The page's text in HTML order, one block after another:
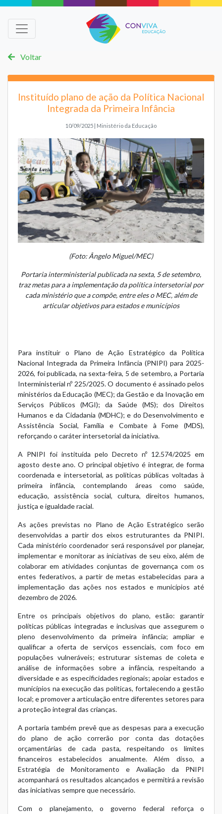
Voltar
Instituído plano de ação da Política Nacional
Integrada da Primeira Infância
10/09/2025 | Ministério da Educação
(Foto: Ângelo Miguel/MEC)
Portaria interministerial publicada na sexta, 5 de setembro,
traz metas para a implementação da política intersetorial por
cada ministério que a compõe, entre eles o MEC, além de
articular objetivos para estados e municípios
Para instituir o Plano de Ação Estratégico da Política
Nacional Integrada da Primeira Infância (PNIPI) para 2025-
2026, foi publicada, na sexta-feira, 5 de setembro, a Portaria
Interministerial nº 225/2025. O documento é assinado pelos
ministérios da Educação (MEC); da Gestão e da Inovação em
Serviços Públicos (MGI); da Saúde (MS); dos Direitos
Humanos e da Cidadania (MDHC); e do Desenvolvimento e
Assistência Social, Família e Combate à Fome (MDS),
reforçando o caráter intersetorial da iniciativa.
A PNIPI foi instituída pelo Decreto nº 12.574/2025 em
agosto deste ano. O principal objetivo é integrar, de forma
coordenada e intersetorial, as políticas públicas voltadas à
primeira infância, contemplando áreas como saúde,
educação, assistência social, cultura, direitos humanos,
justiça e igualdade racial.
As ações previstas no Plano de Ação Estratégico serão
desenvolvidas a partir dos eixos estruturantes da PNIPI.
Cada ministério coordenador será responsável por planejar,
implementar e monitorar as iniciativas de seu eixo, além de
colaborar em atividades conjuntas de governança com os
entes federativos, a partir de metas estabelecidas para a
implementação das ações nos estados e municípios até
dezembro de 2026.
Entre os principais objetivos do plano, estão: garantir
políticas públicas integradas e inclusivas que assegurem o
pleno desenvolvimento da primeira infância; ampliar e
qualificar a oferta de serviços essenciais, com foco em
populações vulneráveis; estruturar sistemas de coleta e
análise de informações sobre a infância, respeitando a
diversidade e as especificidades regionais; apoiar estados e
municípios na execução das políticas, fortalecendo a gestão
local; e promover a articulação entre diferentes setores para
a proteção integral das crianças.
A portaria também prevê que as despesas para a execução
do plano de ação correrão por conta das dotações
orçamentárias de cada pasta, respeitando os limites
financeiros estabelecidos anualmente. Além disso, a
Estratégia de Monitoramento e Avaliação da PNIPI
acompanhará os resultados alcançados e permitirá a revisão
das iniciativas sempre que necessário.
Com o planejamento, o governo federal reforça o